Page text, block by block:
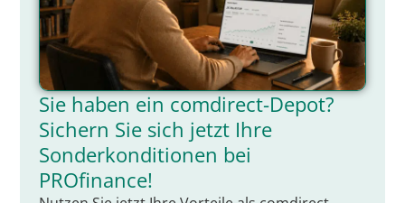
Sie haben ein comdirect-Depot?
Sichern Sie sich jetzt Ihre
Sonderkonditionen bei
PROfinance!